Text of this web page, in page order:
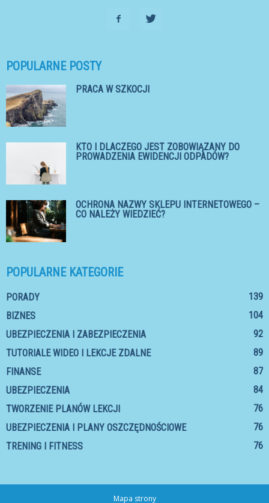
POPULARNE POSTY
PRACA W SZKOCJI
KTO I DLACZEGO JEST ZOBOWIĄZANY DO
PROWADZENIA EWIDENCJI ODPADÓW?
OCHRONA NAZWY SKLEPU INTERNETOWEGO –
CO NALEŻY WIEDZIEĆ?
POPULARNE KATEGORIE
PORADY
139
BIZNES
104
UBEZPIECZENIA I ZABEZPIECZENIA
92
TUTORIALE WIDEO I LEKCJE ZDALNE
89
FINANSE
87
UBEZPIECZENIA
84
TWORZENIE PLANÓW LEKCJI
76
UBEZPIECZENIA I PLANY OSZCZĘDNOŚCIOWE
76
TRENING I FITNESS
76
Mapa strony